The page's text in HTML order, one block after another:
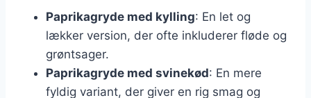
Paprikagryde med kylling: En let og
lækker version, der ofte inkluderer fløde og
grøntsager.
Paprikagryde med svinekød: En mere
fyldig variant, der giver en rig smag og